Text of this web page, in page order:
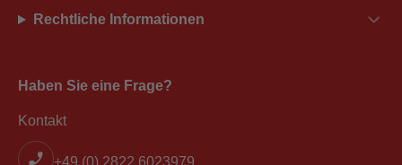
Rechtliche Informationen
Haben Sie eine Frage?
Kontakt
+49 (0) 2822 6023979